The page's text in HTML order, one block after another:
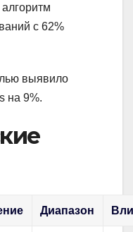
с 62%
выявило
на 9%.
Диапазон